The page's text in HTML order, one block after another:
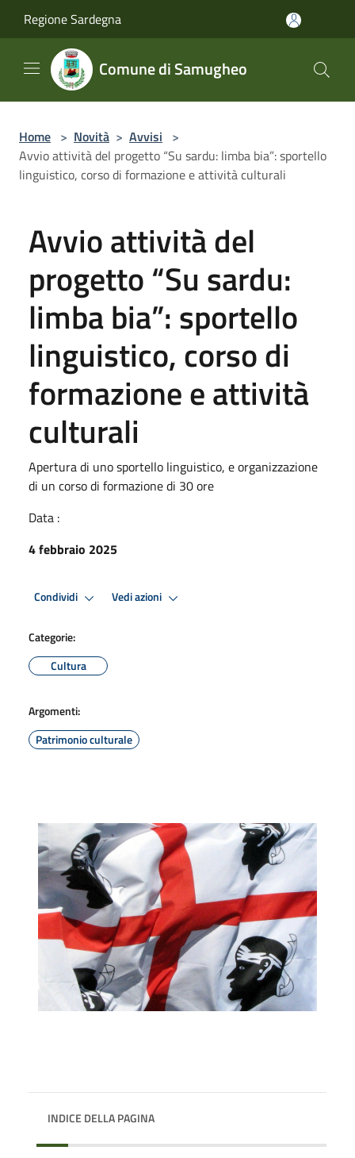
Regione Sardegna
Comune di Samugheo
Home > Novità > Avvisi >
Avvio attività del progetto “Su sardu: limba bia”: sportello
linguistico, corso di formazione e attività culturali
Avvio attività del
progetto “Su sardu:
limba bia”: sportello
linguistico, corso di
formazione e attività
culturali
Apertura di uno sportello linguistico, e organizzazione
di un corso di formazione di 30 ore
Data :
4 febbraio 2025
Condividi Vedi azioni
Categorie:
Cultura
Argomenti:
Patrimonio culturale
INDICE DELLA PAGINA